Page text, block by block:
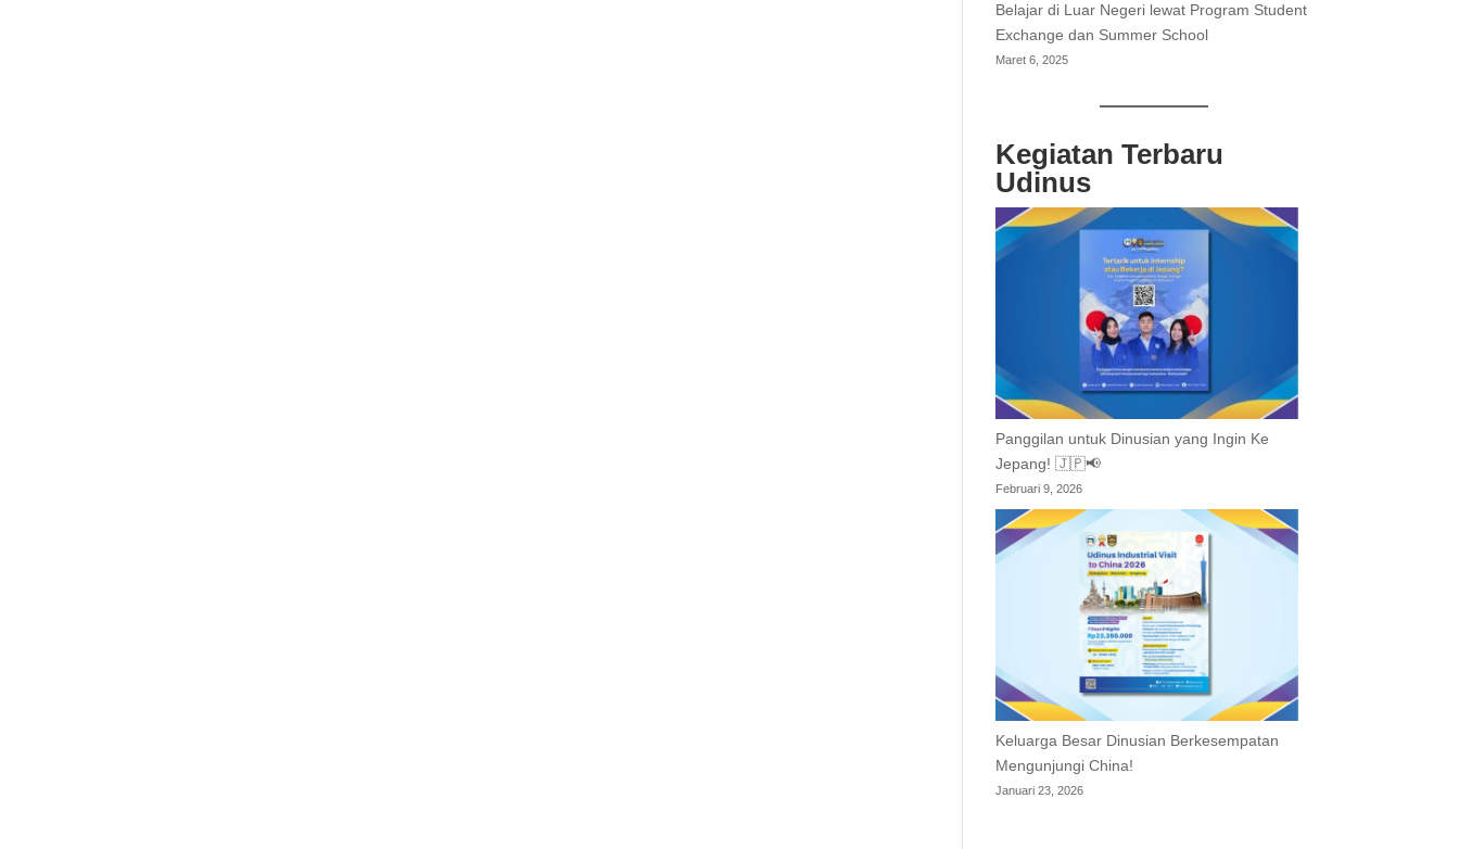
Belajar di Luar Negeri lewat Program Student
Exchange dan Summer School
Maret 6, 2025
Kegiatan Terbaru
Udinus
Panggilan untuk Dinusian yang Ingin Ke
Jepang! 🇯🇵📢
Februari 9, 2026
Keluarga Besar Dinusian Berkesempatan
Mengunjungi China!
Januari 23, 2026